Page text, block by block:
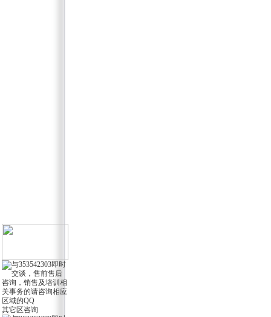
其它区咨询